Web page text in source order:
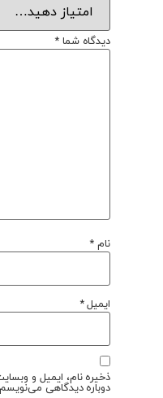
دیدگاه شما*
نام*
ایمیل*
ذخیره نام، ایمیل و
دوباره دیدگاهی